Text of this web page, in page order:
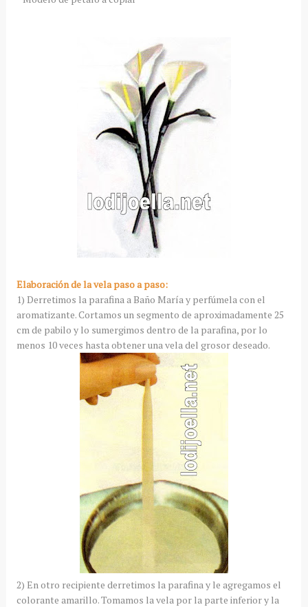
Elaboración de la vela paso a paso:
1) Derretimos la parafina a Baño María y perfúmela con el
aromatizante. Cortamos un segmento de aproximadamente 25
cm de pabilo y lo sumergimos dentro de la parafina, por lo
menos 10 veces hasta obtener una vela del grosor deseado.
2) En otro recipiente derretimos la parafina y le agregamos el
colorante amarillo. Tomamos la vela por la parte inferior y la